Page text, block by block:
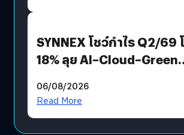
SYNNEX โชว์กำไร Q2/69
18% ลุย AI–Cloud–Green
Revenue เร่งเครื่อง New
Growth Engine พร้อมจ่าย
06/08/2026
Read More